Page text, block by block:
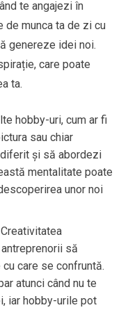
te angajezi în
munca ta de zi cu
genereze idei noi.
care poate
ta.
hobby-uri, cum ar fi
sau chiar
și să abordezi
mentalitate poate
unor noi
să
care se confruntă.
atunci când nu te
iar hobby-urile pot